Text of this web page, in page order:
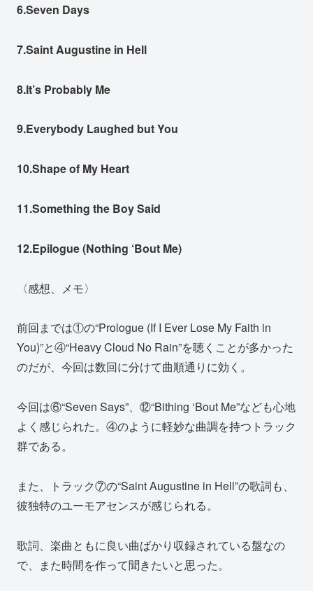
6.Seven Days
7.Saint Augustine in Hell
8.It’s Probably Me
9.Everybody Laughed but You
10.Shape of My Heart
11.Something the Boy Said
12.Epilogue (Nothing ‘Bout Me)
〈感想、メモ〉
前回までは①の“Prologue (If I Ever Lose My Faith in
You)”と④“Heavy Cloud No Rain”を聴くことが多かった
のだが、今回は数回に分けて曲順通りに効く。
今回は⑥“Seven Says”、⑫“Bithing ‘Bout Me”なども心地
よく感じられた。④のように軽妙な曲調を持つトラック
群である。
また、トラック⑦の“Saint Augustine in Hell”の歌詞も、
彼独特のユーモアセンスが感じられる。
歌詞、楽曲ともに良い曲ばかり収録されている盤なの
で、また時間を作って聞きたいと思った。